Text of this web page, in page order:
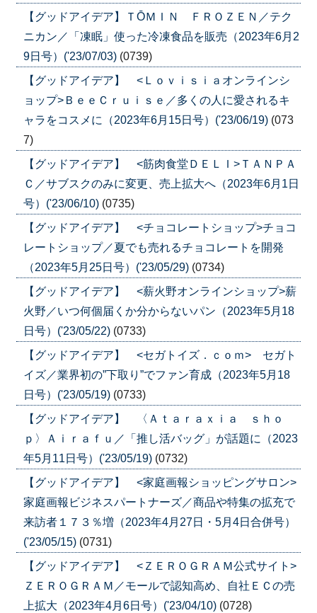
【グッドアイデア】ＴŌＭＩＮ ＦＲＯＺＥＮ／テク
ニカン／「凍眠」使った冷凍食品を販売（2023年6月2
9日号）('23/07/03) (0739)
【グッドアイデア】 <Ｌｏｖｉｓｉａオンラインシ
ョップ>ＢｅｅＣｒｕｉｓｅ／多くの人に愛されるキ
ャラをコスメに（2023年6月15日号）('23/06/19) (073
7)
【グッドアイデア】 <筋肉食堂ＤＥＬＩ>ＴＡＮＰＡ
Ｃ／サブスクのみに変更、売上拡大へ（2023年6月1日
号）('23/06/10) (0735)
【グッドアイデア】 <チョコレートショップ>チョコ
レートショップ／夏でも売れるチョコレートを開発
（2023年5月25日号）('23/05/29) (0734)
【グッドアイデア】 <薪火野オンラインショップ>薪
火野／いつ何個届くか分からないパン（2023年5月18
日号）('23/05/22) (0733)
【グッドアイデア】 <セガトイズ．ｃｏｍ> セガト
イズ／業界初の”下取り”でファン育成（2023年5月18
日号）('23/05/19) (0733)
【グッドアイデア】 〈Ａｔａｒａｘｉａ ｓｈｏ
ｐ〉Ａｉｒａｆｕ／「推し活バッグ」が話題に（2023
年5月11日号）('23/05/19) (0732)
【グッドアイデア】 <家庭画報ショッピングサロン>
家庭画報ビジネスパートナーズ／商品や特集の拡充で
来訪者１７３％増（2023年4月27日・5月4日合併号）
('23/05/15) (0731)
【グッドアイデア】 <ＺＥＲＯＧＲＡＭ公式サイト>
ＺＥＲＯＧＲＡＭ／モールで認知高め、自社ＥＣの売
上拡大（2023年4月6日号）('23/04/10) (0728)